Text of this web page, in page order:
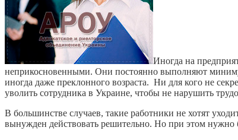
Иногда на
неприкосновенными. Они постоянно выполняют
иногда даже преклонного возраста. Ни для кого не
уволить сотрудника в Украине, чтобы не нарушить
В большинстве случаев, такие работники не хотят
вынужден действовать решительно. Но при этом нужно